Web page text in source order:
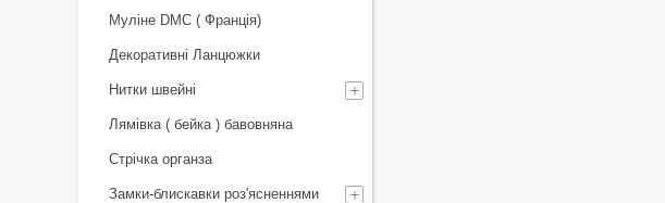
Муліне DMC ( Франція)
Декоративні Ланцюжки
Нитки швейні
Лямівка ( бейка ) бавовняна
Стрічка органза
Замки-блискавки роз'ясненнями